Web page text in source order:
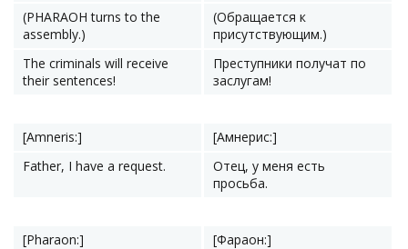
(PHARAOH turns to the
assembly.)
(Обращается к
присутствующим.)
The criminals will receive
their sentences!
Преступники получат по
заслугам!
[Amneris:]
[Амнерис:]
Father, I have a request.
Отец, у меня есть
просьба.
[Pharaon:]
[Фараон:]